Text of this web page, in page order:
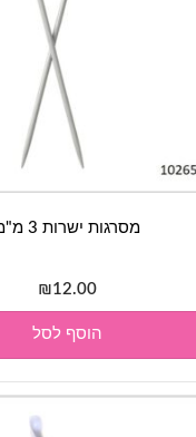
מסרגות ישרות 3 מ"מ
₪12.00
הוסף לסל